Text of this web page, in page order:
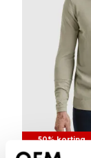
50% korting